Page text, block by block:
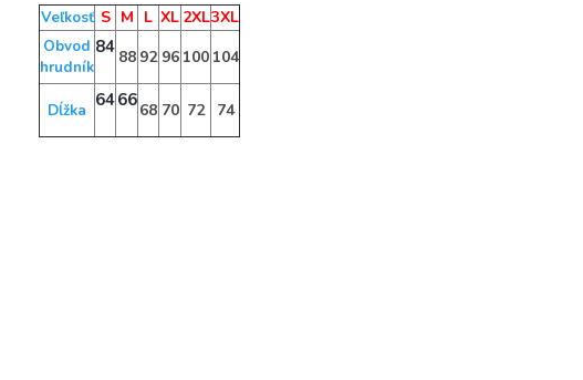
Veľkosť S M L XL 2XL3XL
Obvod
hrudník
84 88 92 96 100 104
Dĺžka 646668 70 72 74